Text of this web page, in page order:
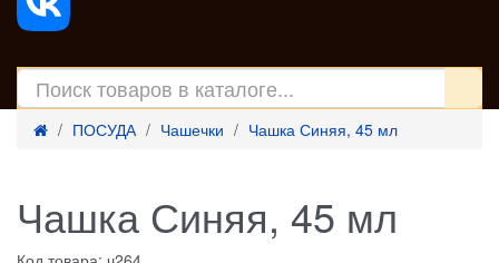
ПОСУДА Чашечки Чашка Синяя, 45 мл
Чашка Синяя, 45 мл